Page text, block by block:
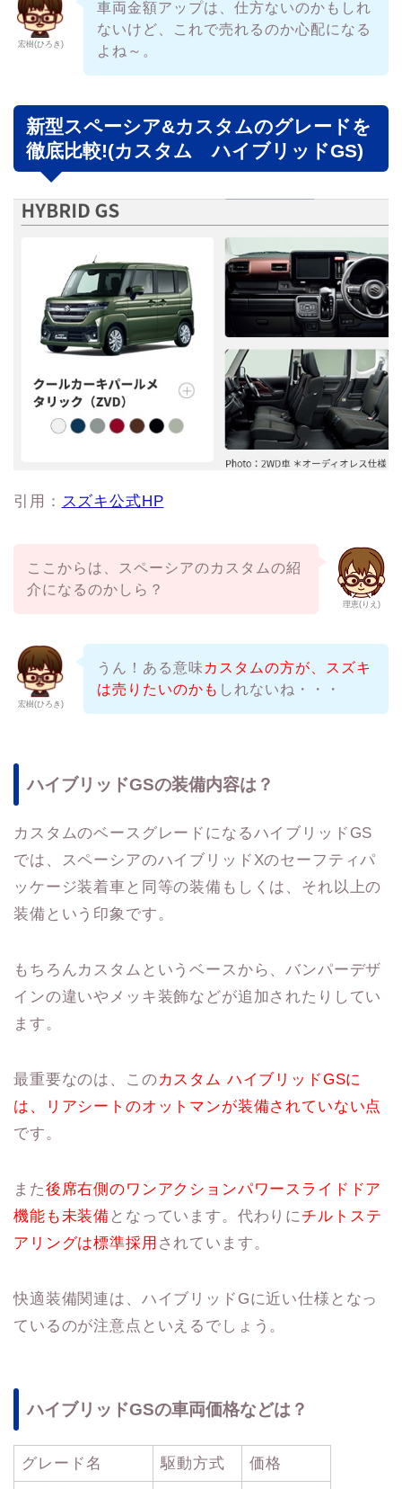
宏樹(ひろき)
車両金額アップは、仕方ないのかもしれ
ないけど、これで売れるのか心配になる
よね～。
新型スペーシア&カスタムのグレードを
徹底比較!(カスタム ハイブリッドGS)
引用： スズキ公式HP
理恵(りえ)
ここからは、スペーシアのカスタムの紹
介になるのかしら？
宏樹(ひろき)
うん！ある意味 カスタムの方が、スズキ
は売りたいのかも しれないね・・・
ハイブリッドGSの装備内容は？
カスタムのベースグレードになるハイブリッドGS
では、スペーシアのハイブリッドXのセーフティパ
ッケージ装着車と同等の装備もしくは、それ以上の
装備という印象です。
もちろんカスタムというベースから、バンパーデザ
インの違いやメッキ装飾などが追加されたりしてい
ます。
最重要なのは、このカスタム ハイブリッドGSに
は、リアシートのオットマンが装備されていない点
です。
また後席右側のワンアクションパワースライドドア
機能も未装備 となっています。代わりにチルトステ
アリングは標準採用 されています。
快適装備関連は、ハイブリッドGに近い仕様となっ
ているのが注意点といえるでしょう。
ハイブリッドGSの車両価格などは？
グレード名 駆動方式 価格